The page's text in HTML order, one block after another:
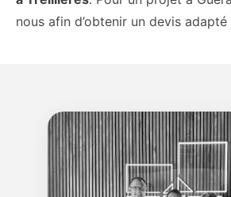
nous afin d’obtenir un devis